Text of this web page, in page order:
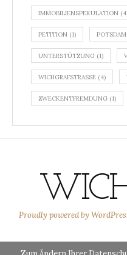
IMMOBILIENSPEKULATION
PETITION (1) POTSDAM
UNTERSTÜTZUNG (1)
WICHGRAFSTRASSE (4)
ZWECKENTFREMDUNG (1)
Proudly powered by